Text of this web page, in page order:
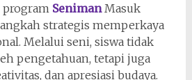
program SenimanMasuk
strategis memperkaya
Melalui seni, siswa tidak
pengetahuan, tetapi juga
dan apresiasi budaya.